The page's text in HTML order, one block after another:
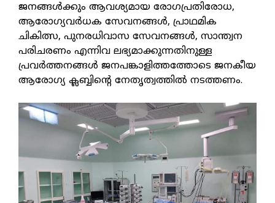
ജനങ്ങള്‍ക്കും ആവശ്യമായ രോഗപ്രതിരോധ,
ആരോഗ്യവര്‍ധക സേവനങ്ങള്‍, പ്രാഥമിക
ചികിത്സ, പുനരധിവാസ സേവനങ്ങള്‍, സാന്ത്വന
പരിചരണം എന്നിവ ലഭ്യമാക്കുന്നതിനുള്ള
പ്രവര്‍ത്തനങ്ങള്‍ ജനപങ്കാളിത്തത്തോടെ ജനകീയ
ആരോഗ്യ ക്ലബ്ബിന്റെ നേതൃത്വത്തില്‍ നടത്തണം.